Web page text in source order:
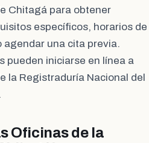
Chitagá para obtener
específicos, horarios de
agendar una cita previa.
pueden iniciarse en línea a
la Registraduría Nacional del
Oficinas de la